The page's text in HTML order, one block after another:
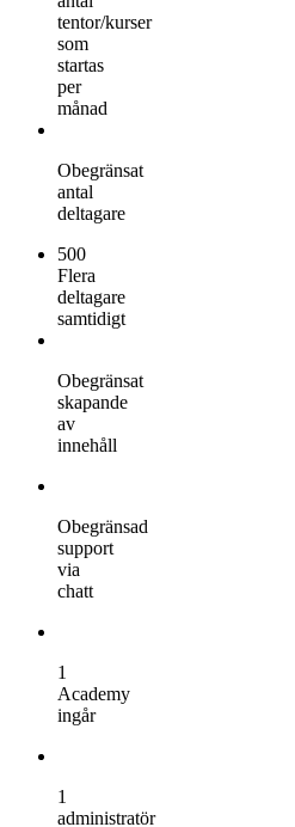
tentor/kurser
som
startas
per
månad
Obegränsat
antal
deltagare
500
Flera
deltagare
samtidigt
Obegränsat
skapande
av
innehåll
Obegränsad
support
via
chatt
1
Academy
ingår
1
administratör